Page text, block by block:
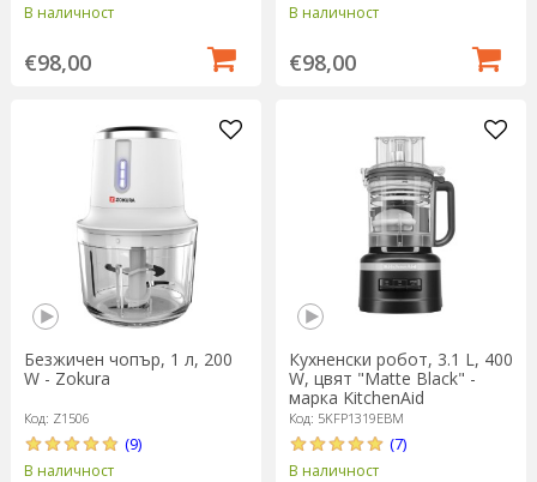
В наличност
€98,00
В наличност
€98,00
Безжичен чопър, 1 л, 200
W - Zokura
Код: Z1506
(9)
В наличност
Кухненски робот, 3.1 L, 400
W, цвят "Matte Black" -
марка KitchenAid
Код: 5KFP1319EBM
(7)
В наличност